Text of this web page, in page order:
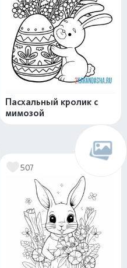
Пасхальный кролик с
мимозой
507